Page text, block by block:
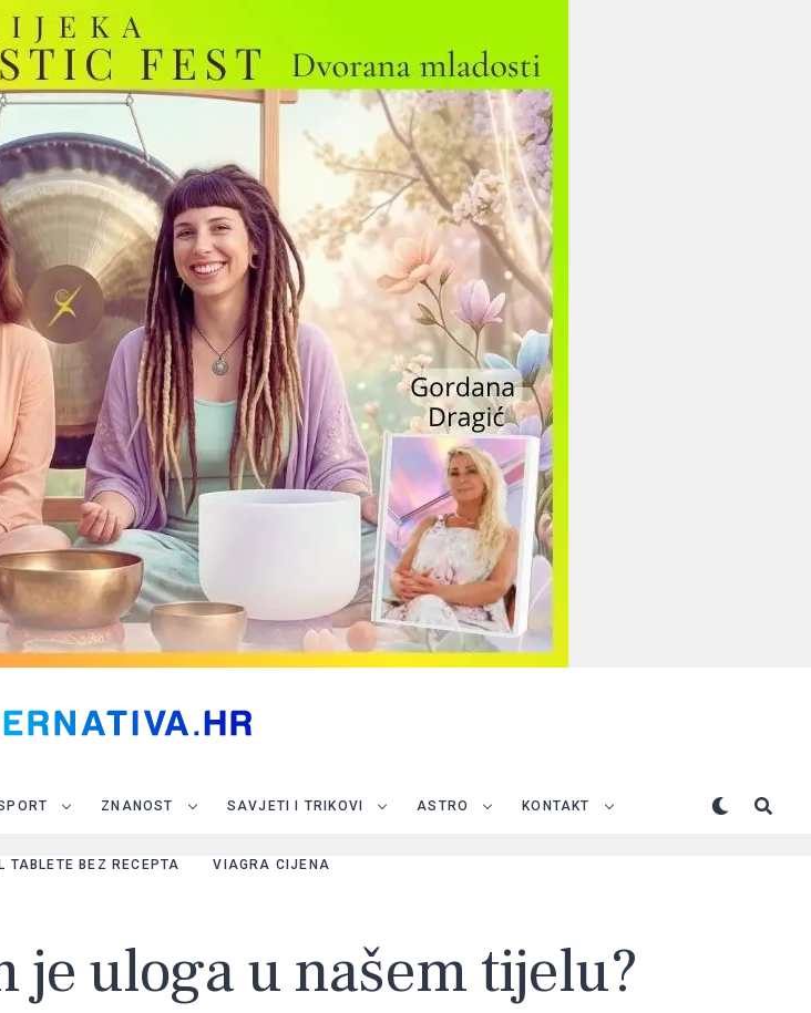
ZNANOST SAVJETI I TRIKOVI ASTRO KONTAKT
TABLETE BEZ RECEPTA VIAGRA CIJENA
je uloga u našem tijelu?